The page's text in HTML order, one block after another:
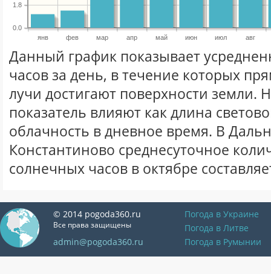
янв фев мар апр май июн июл авг
0.0
1.8
Данный график показывает
часов за день, в течение которых
лучи достигают поверхности земли.
показатель влияют как длина
облачность в дневное время. В
Константиново среднесуточное
солнечных часов в октябре
© 2014 pogoda360.ru
Все права защищены
admin@pogoda360.ru
Погода в Украине
Погода в Литве
Погода в Румынии